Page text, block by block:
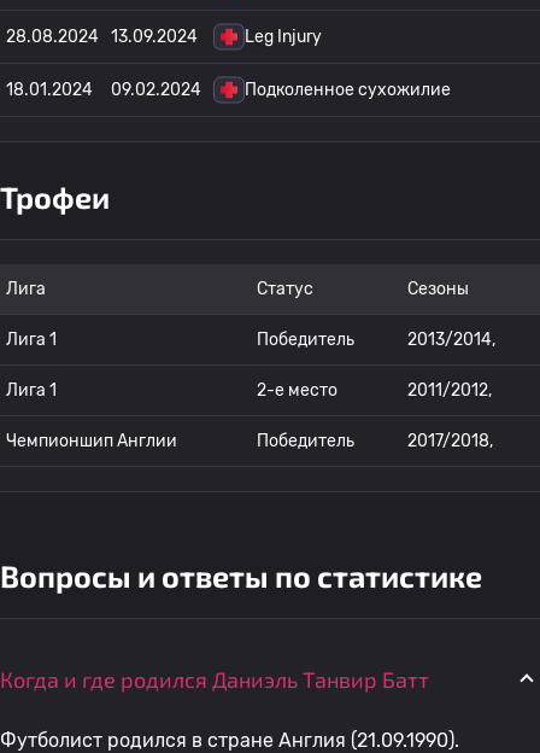
28.08.2024 13.09.2024 Leg Injury
18.01.2024 09.02.2024 Подколенное сухожилие
Трофеи
Лига Статус Сезоны
Лига 1 Победитель 2013/2014,
Лига 1 2-е место 2011/2012,
Чемпионшип Англии Победитель 2017/2018,
Вопросы и ответы по статистике
Когда и где родился Даниэль Танвир Батт
Футболист родился в стране Англия (21.09.1990).